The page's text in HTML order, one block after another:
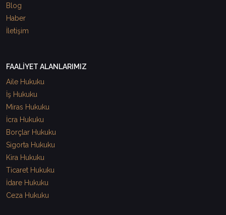
Blog
Haber
İletişim
FAALİYET ALANLARIMIZ
Aile Hukuku
İş Hukuku
Miras Hukuku
İcra Hukuku
Borçlar Hukuku
Sigorta Hukuku
Kira Hukuku
Ticaret Hukuku
İdare Hukuku
Ceza Hukuku